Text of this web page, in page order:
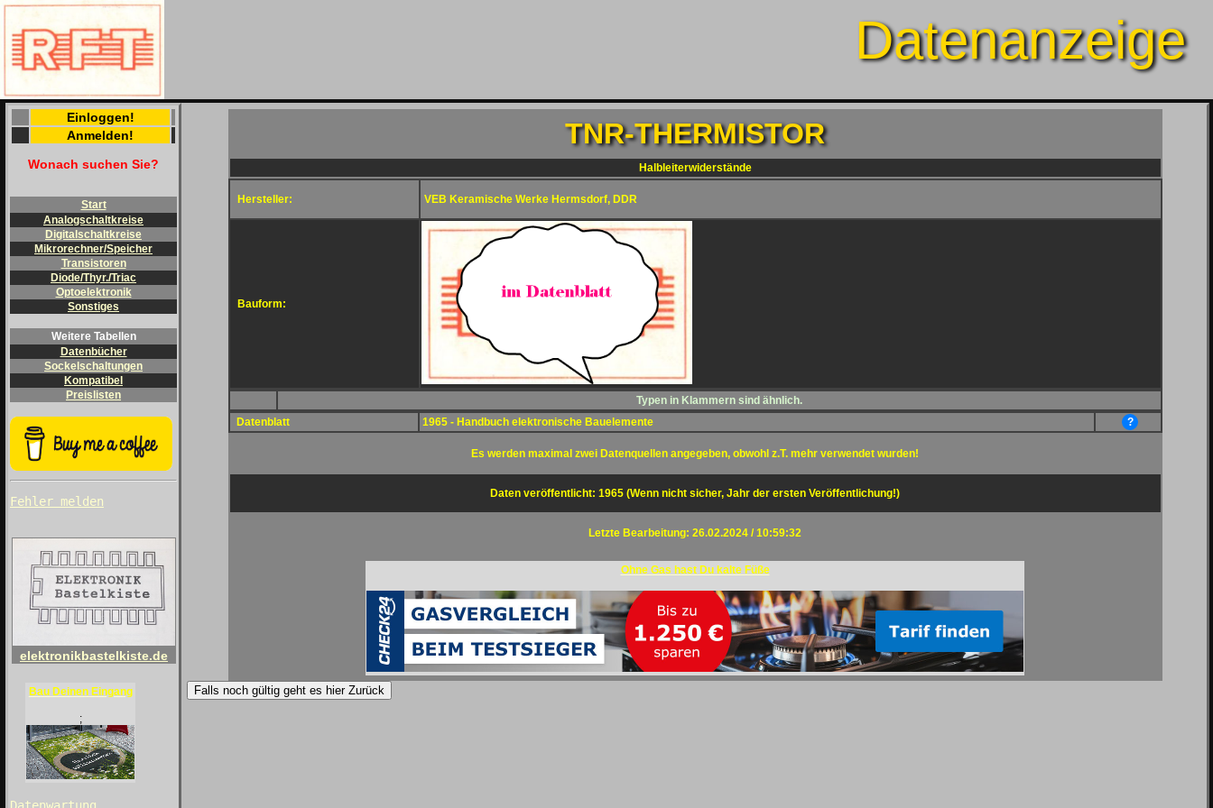
Datenanzeige
Einloggen!
Anmelden!
Wonach suchen Sie?
Start
Analogschaltkreise
Digitalschaltkreise
Mikrorechner/Speicher
Transistoren
Diode/Thyr./Triac
Optoelektronik
Sonstiges
Weitere Tabellen
Datenbücher
Sockelschaltungen
Kompatibel
Preislisten
Fehler melden
elektronikbastelkiste.de
Bau Deinen Eingang
;
TNR-THERMISTOR
Halbleiterwiderstände
Hersteller: VEB Keramische Werke Hermsdorf, DDR
Bauform:
Typen in Klammern sind ähnlich.
Datenblatt
1965 - Handbuch elektronische Bauelemente ?
Es werden maximal zwei Datenquellen angegeben, obwohl z.T. mehr verwendet wurden!
Daten veröffentlicht: 1965 (Wenn nicht sicher, Jahr der ersten Veröffentlichung!)
Letzte Bearbeitung: 26.02.2024 / 10:59:32
Ohne Gas hast Du kalte Füße
Falls noch gültig geht es hier Zurück